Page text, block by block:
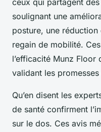
ceux qui partagent
soulignant une
posture, une
regain de mobilité.
l’efficacité Munz Floor
validant les
Qu’en disent les
de santé confirment
sur le dos. Ces avis